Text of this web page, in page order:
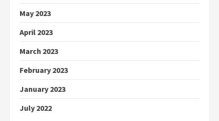
May 2023
April 2023
March 2023
February 2023
January 2023
July 2022